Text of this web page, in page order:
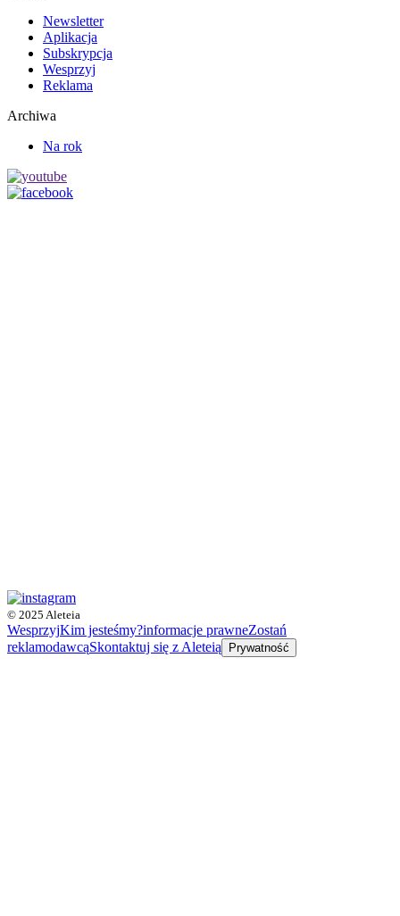
Newsletter
Aplikacja
Subskrypcja
Wesprzyj
Reklama
Archiwa
Na rok
© 2025 Aleteia
WesprzyjKim jesteśmy?informacje prawneZostań
reklamodawcąSkontaktuj się z Aleteią Prywatność